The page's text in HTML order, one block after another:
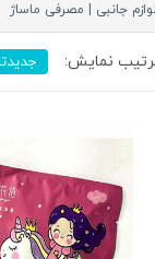
لوازم جانبی | مصرفی ماساژ
نمایش: